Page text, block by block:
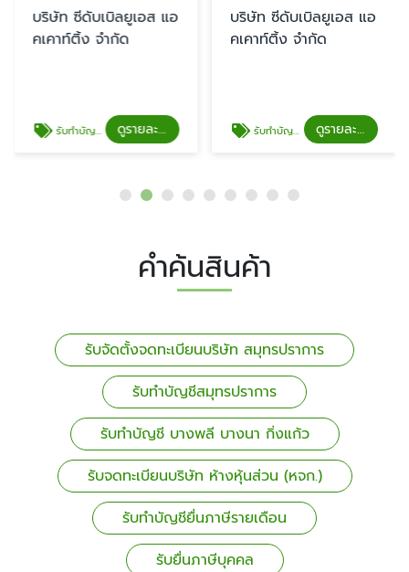
บริษัท ซีดับเบิลยูเอส แอ
คเคาท์ติ้ง จำกัด
รับทำบัญชีสมุทรปราการ ดูรายละเอียด
บริษัท ซีดับเบิลยูเอส แอ
คเคาท์ติ้ง จำกัด
รับทำบัญชี บางพลี บางนา กิ่งแก้ว ดูรายละเอียด
คำค้นสินค้า
รับจัดตั้งจดทะเบียนบริษัท สมุทรปราการ
รับทำบัญชีสมุทรปราการ
รับทำบัญชี บางพลี บางนา กิ่งแก้ว
รับจดทะเบียนบริษัท ห้างหุ้นส่วน (หจก.)
รับทำบัญชียื่นภาษีรายเดือน
รับยื่นภาษีบุคคล